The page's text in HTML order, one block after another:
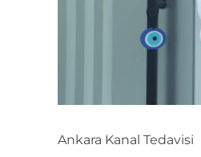
Ankara Kanal Tedavisi